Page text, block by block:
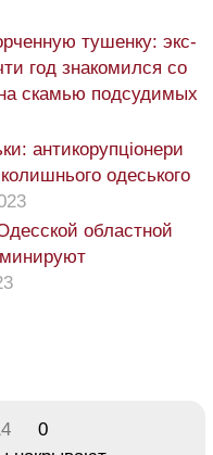
тушенку: экс-
год знакомился со
скамью подсудимых
антикорупціонери
одеського
областной
0